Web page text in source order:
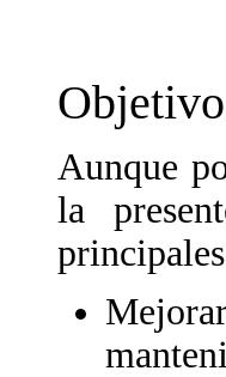
Aunque
la